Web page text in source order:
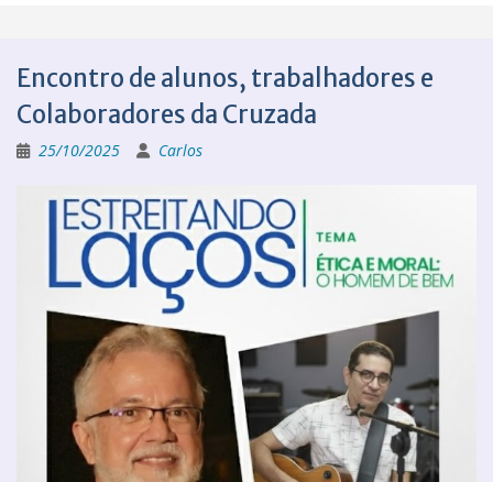
Encontro de alunos, trabalhadores e
Colaboradores da Cruzada
25/10/2025 Carlos